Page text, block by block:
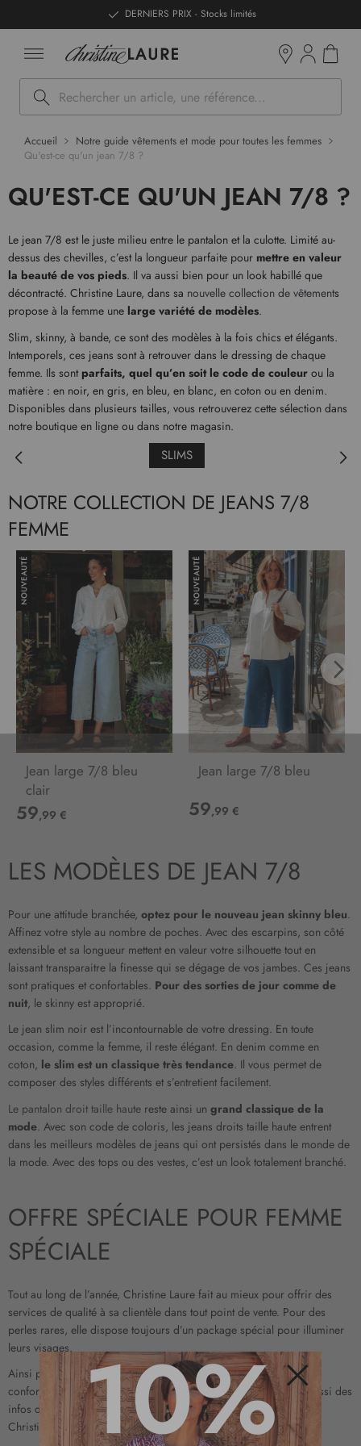
DERNIERS PRIX - Stocks limités
Rechercher
Accueil
Notre guide vêtements et mode pour toutes les femmes
Qu'est-ce qu'un jean 7/8 ?
QU'EST-CE QU'UN JEAN 7/8 ?
Le jean 7/8 est le juste milieu entre le pantalon et la culotte. Limité au-
dessus des chevilles, c’est la longueur parfaite pour mettre en valeur
la beauté de vos pieds. Il va aussi bien pour un look habillé que
décontracté. Christine Laure, dans sa nouvelle collection de vêtements
propose à la femme une large variété de modèles.
Slim, skinny, à bande, ce sont des modèles à la fois chics et élégants.
Intemporels, ces jeans sont à retrouver dans le dressing de chaque
femme. Ils sont parfaits, quel qu’en soit le code de couleur ou la
matière : en noir, en gris, en bleu, en blanc, en coton ou en denim.
Disponibles dans plusieurs tailles, vous retrouverez cette sélection dans
notre boutique en ligne ou dans notre magasin.
SLIMS
NOTRE COLLECTION DE JEANS 7/8
FEMME
Jean large 7/8 bleu
clair
59,99 €
Jean large 7/8 bleu
59,99 €
LES MODÈLES DE JEAN 7/8
Pour une attitude branchée, optez pour le nouveau jean skinny bleu.
Affinez votre style au nombre de poches. Avec des escarpins, son côté
extensible et sa longueur mettent en valeur votre silhouette tout en
laissant transparaitre la finesse qui se dégage de vos jambes. Ces jeans
sont pratiques et confortables. Pour des sorties de jour comme de
nuit, le skinny est approprié.
Le jean slim noir est l’incontournable de votre dressing. En toute
occasion, comme la femme, il reste élégant. En denim comme en
coton, le slim est un classique très tendance. Il vous permet de
composer des styles différents et s’entretient facilement.
Le pantalon droit taille haute reste ainsi un grand classique de la
mode. Avec son code de coloris, les jeans droits taille haute entrent
dans les meilleurs modèles de jeans qui ont persistés dans le monde de
la mode. Avec des tops ou des vestes, c’est un look totalement branché.
OFFRE SPÉCIALE POUR FEMME
SPÉCIALE
Tout au long de l’année, Christine Laure fait au mieux pour offrir des
services de qualité à sa clientèle dans tout point de vente. Pour des
perles rares, elle dispose toujours d’un package spécial pour illuminer
leurs visages.
Ainsi pour cette saison,le jean 7/8 skinny , extensible, flexible et
confortable est en solde dans notre magasin. Vous retrouverez aussi des
infos disponibles sur d’autres articles de la même catégorie. Avec
Christine Laure, faites désormais votre achat en toute liberté.
Fermer
10%